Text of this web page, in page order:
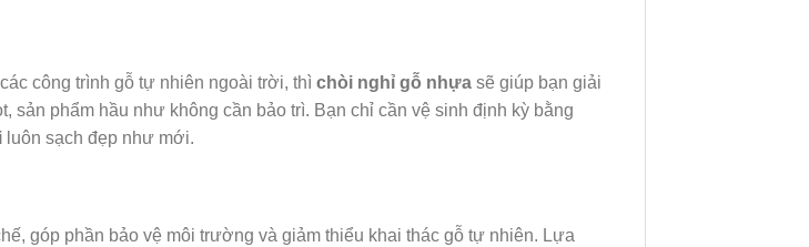
công trình gỗ tự nhiên ngoài trời, thì chòi nghỉ gỗ nhựa sẽ giúp bạn giải
sản phẩm hầu như không cần bảo trì. Bạn chỉ cần vệ sinh định kỳ bằng
luôn sạch đẹp như mới.
góp phần bảo vệ môi trường và giảm thiểu khai thác gỗ tự nhiên. Lựa